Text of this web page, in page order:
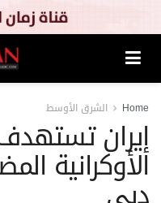
Home الشرق الأوسط
إيران
الأوكرانية